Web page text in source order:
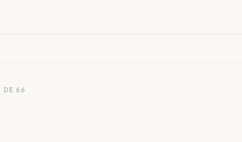
DE 66